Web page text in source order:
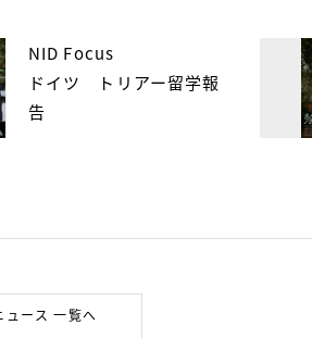
NID Focus
ドイツ トリアー留学報
告
ュース 一覧へ